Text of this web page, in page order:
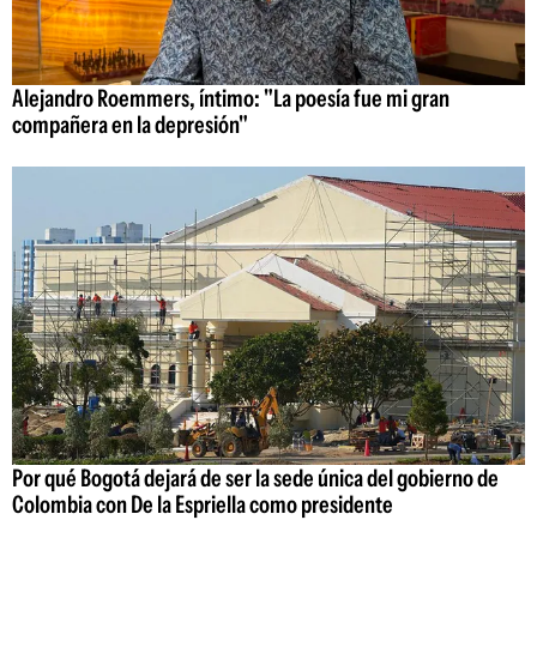
Alejandro Roemmers, íntimo: "La poesía fue mi gran
compañera en la depresión"
Por qué Bogotá dejará de ser la sede única del gobierno de
Colombia con De la Espriella como presidente